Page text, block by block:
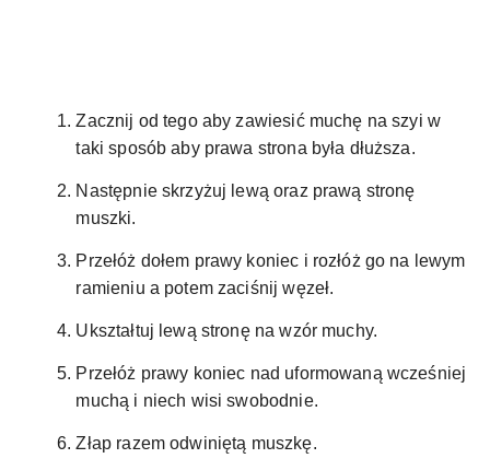
Zacznij od tego aby zawiesić muchę na szyi w
taki sposób aby prawa strona była dłuższa.
Następnie skrzyżuj lewą oraz prawą stronę
muszki.
Przełóż dołem prawy koniec i rozłóż go na lewym
ramieniu a potem zaciśnij węzeł.
Ukształtuj lewą stronę na wzór muchy.
Przełóż prawy koniec nad uformowaną wcześniej
muchą i niech wisi swobodnie.
Złap razem odwiniętą muszkę.